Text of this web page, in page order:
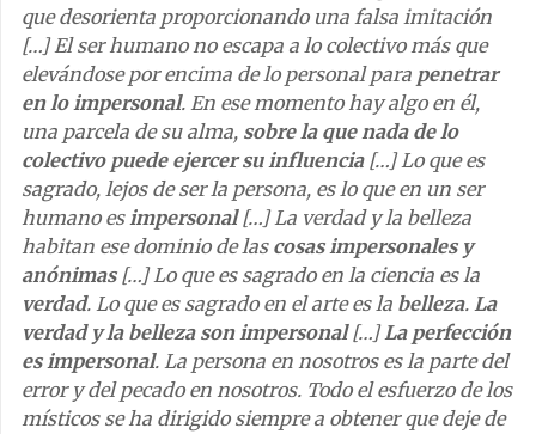
que desorienta proporcionando una falsa imitación
[…] El ser humano no escapa a lo colectivo más que
elevándose por encima de lo personal para penetrar
en lo impersonal. En ese momento hay algo en él,
una parcela de su alma, sobre la que nada de lo
colectivo puede ejercer su influencia[…] Lo que es
sagrado, lejos de ser la persona, es lo que en un ser
humano esimpersonal[…] La verdad y la belleza
habitan ese dominio de las cosas impersonales y
anónimas[…] Lo que es sagrado en la ciencia es la
verdad. Lo que es sagrado en el arte es la belleza. La
verdad y la belleza son impersonal[…]La perfección
es impersonal. La persona en nosotros es la parte del
error y del pecado en nosotros. Todo el esfuerzo de los
místicos se ha dirigido siempre a obtener que deje de